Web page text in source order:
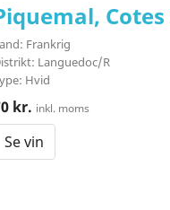
Frankrig
Languedoc/R
Hvid
kr. inkl. moms
Se vin